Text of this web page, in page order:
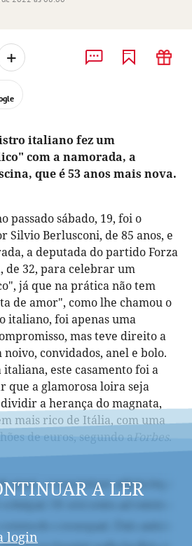
+
italiano fez um
com a namorada, a
que é 53 anos mais nova.
passado sábado, 19, foi o
Silvio Berlusconi, de 85 anos, e
a deputada do partido Forza
de 32, para celebrar um
já que na prática não tem
de amor", como lhe chamou o
italiano, foi apenas uma
mas teve direito a
convidados, anel e bolo.
italiana, este casamento foi a
que a glamorosa loira seja
a herança do magnata,
mais rico de Itália, com uma
de euros, segundo aForbes.
A LER
login